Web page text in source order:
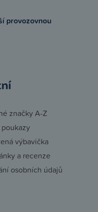
provozovnou
značky A-Z
výbavička
a recenze
osobních údajů